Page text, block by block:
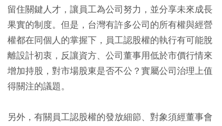
留住關鍵人才，讓員工為公司努力，並分享未來成長
果實的制度。但是，台灣有許多公司的所有權與經營
權都在同個人的掌握下，員工認股權的執行有可能脫
離設計初衷，反讓資方、公司董事用低於市價行情來
增加持股，對市場股東是否不公？實屬公司治理上值
得關注的議題。
另外，有關員工認股權的發放細節、對象須經董事會